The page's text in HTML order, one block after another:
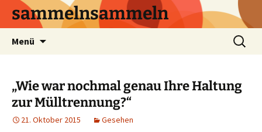
sammelnsammeln
Menü
Suchen
nach:
„Wie war nochmal genau Ihre Haltung
zur Mülltrennung?“
21. Oktober 2015 Gesehen